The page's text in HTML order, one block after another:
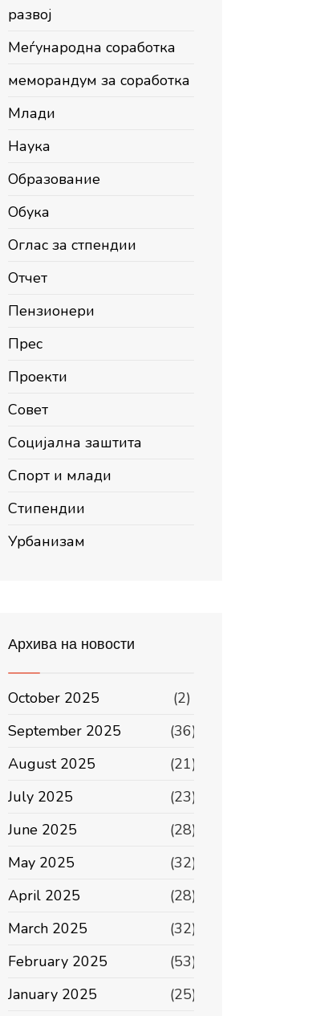
развој
Меѓународна соработка
меморандум за соработка
Млади
Наука
Образование
Обука
Оглас за стпендии
Отчет
Пензионери
Прес
Проекти
Совет
Социјална заштита
Спорт и млади
Стипендии
Урбанизам
Архива на новости
October 2025
(2)
September 2025
(36)
August 2025
(21)
July 2025
(23)
June 2025
(28)
May 2025
(32)
April 2025
(28)
March 2025
(32)
February 2025
(53)
January 2025
(25)